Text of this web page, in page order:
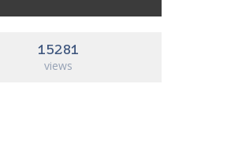
15281
views